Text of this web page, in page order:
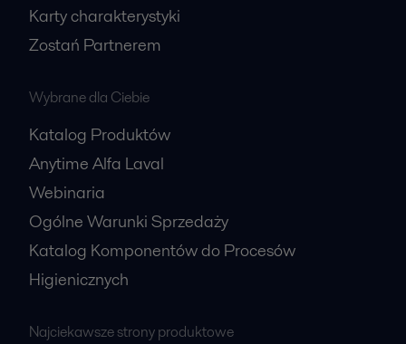
Karty charakterystyki
Zostań Partnerem
Wybrane dla Ciebie
Katalog Produktów
Anytime Alfa Laval
Webinaria
Ogólne Warunki Sprzedaży
Katalog Komponentów do Procesów
Higienicznych
Najciekawsze strony produktowe